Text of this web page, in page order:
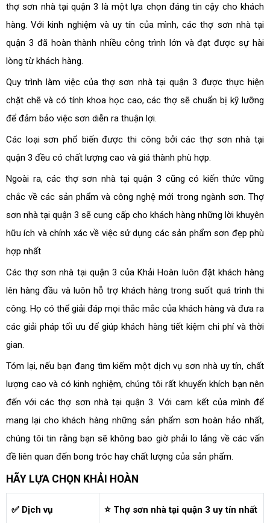
thợ sơn nhà tại quận 3 là một lựa chọn đáng tin cậy cho khách
hàng. Với kinh nghiệm và uy tín của mình, các thợ sơn nhà tại
quận 3 đã hoàn thành nhiều công trình lớn và đạt được sự hài
lòng từ khách hàng.
Quy trình làm việc của thợ sơn nhà tại quận 3 được thực hiện
chặt chẽ và có tính khoa học cao, các thợ sẽ chuẩn bị kỹ lưỡng
để đảm bảo việc sơn diễn ra thuận lợi.
Các loại sơn phổ biến được thi công bởi các thợ sơn nhà tại
quận 3 đều có chất lượng cao và giá thành phù hợp.
Ngoài ra, các thợ sơn nhà tại quận 3 cũng có kiến ​​thức vững
chắc về các sản phẩm và công nghệ mới trong ngành sơn. Thợ
sơn nhà tại quận 3 sẽ cung cấp cho khách hàng những lời khuyên
hữu ích và chính xác về việc sử dụng các sản phẩm sơn đẹp phù
hợp nhất
Các thợ sơn nhà tại quận 3 của Khải Hoàn luôn đặt khách hàng
lên hàng đầu và luôn hỗ trợ khách hàng trong suốt quá trình thi
công. Họ có thể giải đáp mọi thắc mắc của khách hàng và đưa ra
các giải pháp tối ưu để giúp khách hàng tiết kiệm chi phí và thời
gian.
Tóm lại, nếu bạn đang tìm kiếm một dịch vụ sơn nhà uy tín, chất
lượng cao và có kinh nghiệm, chúng tôi rất khuyến khích bạn nên
đến với các thợ sơn nhà tại quận 3. Với cam kết của mình để
mang lại cho khách hàng những sản phẩm sơn hoàn hảo nhất,
chúng tôi tin rằng bạn sẽ không bao giờ phải lo lắng về các vấn
đề liên quan đến bong tróc hay chất lượng của sản phẩm.
HÃY LỰA CHỌN KHẢI HOÀN
✅ Dịch vụ ⭐ Thợ sơn nhà tại quận 3 uy tín nhất